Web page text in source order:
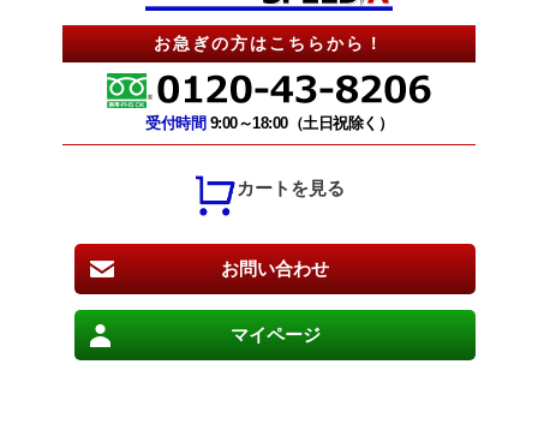
お急ぎの方はこちらから！
受付時間 9:00～18:00（土日祝除く）
カートを見る
お問い合わせ
マイページ